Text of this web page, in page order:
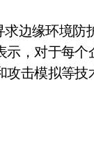
求边缘环境
示，对于每
击模拟等技